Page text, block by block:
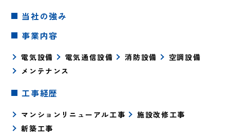
当社の強み
事業内容
電気設備 電気通信設備 消防設備
空調設備
メンテナンス
工事経歴
マンションリニューアル工事
施設改修工事
新築工事